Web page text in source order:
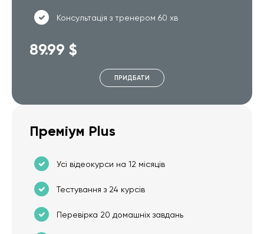
Консультація з тренером 60 хв
89.99 $
ПРИДБАТИ
Преміум Plus
Усі відеокурси на 12 місяців
Тестування з 24 курсів
Перевірка 20 домашніх завдань